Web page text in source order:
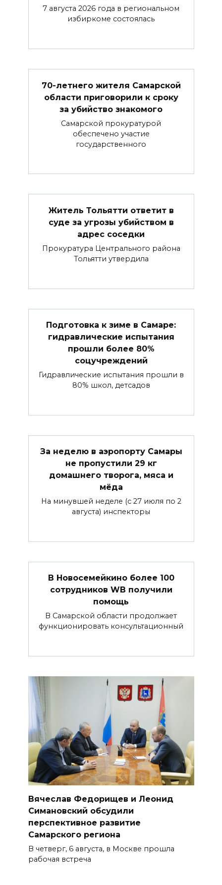
7 августа 2026 года в региональном
избиркоме состоялась
70-летнего жителя Самарской
области приговорили к сроку
за убийство знакомого
Самарской прокуратурой
обеспечено участие
государственного
Житель Тольятти ответит в
суде за угрозы убийством в
адрес соседки
Прокуратура Центрального района
Тольятти утвердила
Подготовка к зиме в Самаре:
гидравлические испытания
прошли более 80%
соцучреждений
Гидравлические испытания прошли в
80% школ, детсадов
За неделю в аэропорту Самары
не пропустили 29 кг
домашнего творога, мяса и
мёда
На минувшей неделе (с 27 июля по 2
августа) инспекторы
В Новосемейкино более 100
сотрудников WB получили
помощь
В Самарской области продолжает
функционировать консультационный
Вячеслав Федорищев и Леонид
Симановский обсудили
перспективное развитие
Самарского региона
В четверг, 6 августа, в Москве прошла
рабочая встреча